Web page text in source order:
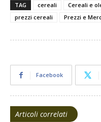
TAG cereali Cereali e
prezzi cereali
Prezzi e
Facebook
Articoli correlati